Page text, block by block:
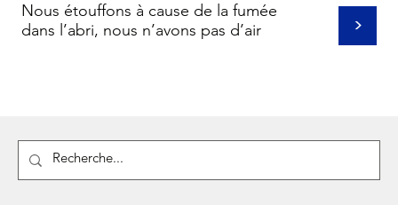
>
Nous étouffons à cause de la fumée
dans l’abri, nous n’avons pas d’air